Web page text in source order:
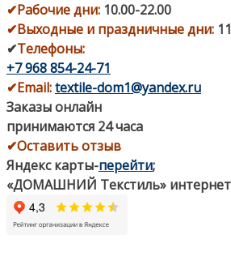
✔Рабочие дни: 10.00-22.00
✔Выходные и праздничные дни:
✔Телефоны:
+7 968 854-24-71
✔Email:textile-dom1@yandex.ru
Заказы онлайн
принимаются 24 часа
✔Оставить отзыв
Яндекс карты-перейти;
«ДОМАШНИЙ Текстиль» интернет